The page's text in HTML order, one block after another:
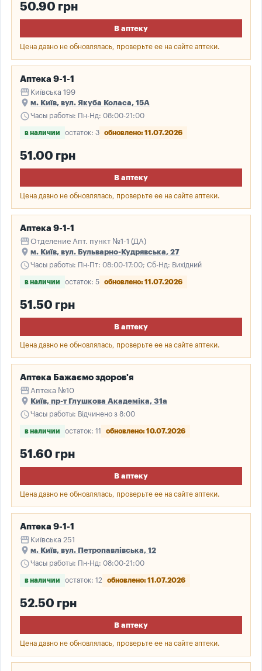
50.90 грн
В аптеку
Цена давно не обновлялась, проверьте ее на сайте аптеки.
Аптека 9-1-1
storefront Київська 199
place м. Київ, вул. Якуба Коласа, 15А
scheduleЧасы работы: Пн-Нд: 08:00-21:00
в наличии остаток: 3 обновлено: 11.07.2026
51.00 грн
В аптеку
Цена давно не обновлялась, проверьте ее на сайте аптеки.
Аптека 9-1-1
storefrontОтделение Апт. пункт №1-1 (ДА)
place м. Київ, вул. Бульварно-Кудрявська, 27
scheduleЧасы работы: Пн-Пт: 08:00-17:00; Сб-Нд: Вихідний
в наличии остаток: 5 обновлено: 11.07.2026
51.50 грн
В аптеку
Цена давно не обновлялась, проверьте ее на сайте аптеки.
Аптека Бажаємо здоров'я
storefront Аптека №10
place Київ, пр-т Глушкова Академіка, 31а
scheduleЧасы работы: Відчинено з 8:00
в наличии остаток: 11 обновлено: 10.07.2026
51.60 грн
В аптеку
Цена давно не обновлялась, проверьте ее на сайте аптеки.
Аптека 9-1-1
storefront Київська 251
place м. Київ, вул. Петропавлівська, 12
scheduleЧасы работы: Пн-Нд: 08:00-21:00
в наличии остаток: 12 обновлено: 11.07.2026
52.50 грн
В аптеку
Цена давно не обновлялась, проверьте ее на сайте аптеки.